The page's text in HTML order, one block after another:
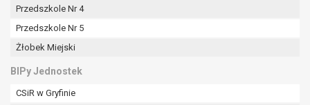
Przedszkole Nr 4
Przedszkole Nr 5
Żłobek Miejski
BIPy Jednostek
CSiR w Gryfinie
zautomatyzowanemu podejmowaniu decyzji, w